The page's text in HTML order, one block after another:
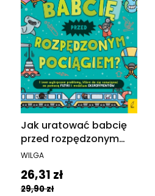
Jak uratować babcię
przed rozpędzonym
pociągiem?
PRODUCENT
WILGA
Cena promocyjna
26,31 zł
29,90 zł